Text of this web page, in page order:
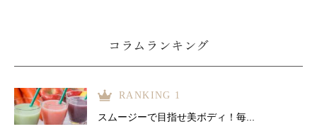
コラムランキング
RANKING 1
スムージーで目指せ美ボディ！毎...